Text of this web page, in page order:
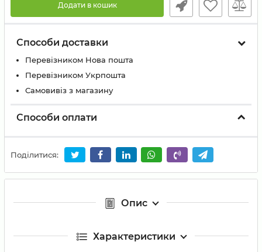
Додати в кошик
Способи доставки
Перевізником Нова пошта
Перевізником Укрпошта
Самовивіз з магазину
Способи оплати
Поділитися:
Опис
Характеристики